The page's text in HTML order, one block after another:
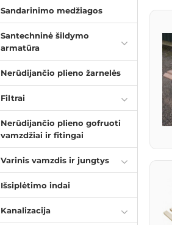
Sandarinimo medžiagos
Santechninė šildymo
armatūra
Nerūdijančio plieno žarnelės
Filtrai
Nerūdijančio plieno gofruoti
vamzdžiai ir fitingai
Varinis vamzdis ir jungtys
Išsiplėtimo indai
Kanalizacija